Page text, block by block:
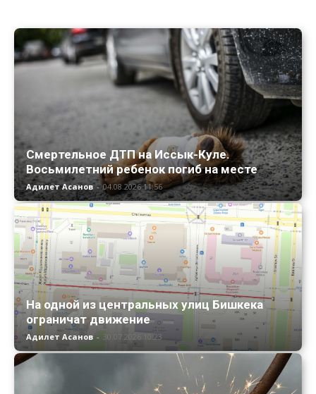
Смертельное ДТП на Иссык-Куле.
Восьмилетний ребенок погиб на месте
Адилет Асанов - 04.08.2026 11:56
На одной из центральных улиц Бишкека
ограничат движение
Адилет Асанов - 30.07.2026 10:23